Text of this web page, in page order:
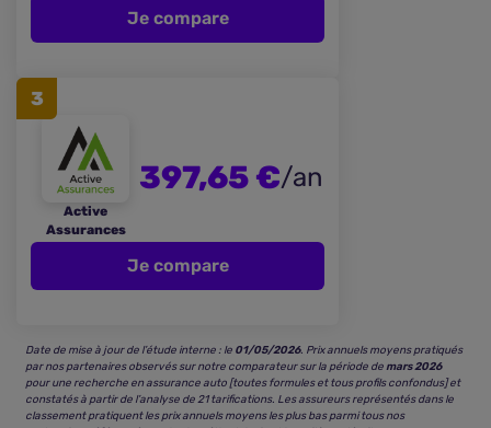
Je compare
3
Active
Assurances
397,65 €/an
Je compare
Date de mise à jour de l’étude interne : le 01/05/2026. Prix annuels moyens pratiqués
par nos partenaires observés sur notre comparateur sur la période demars 2026
pour une recherche en assurance auto [toutes formules et tous profils confondus] et
constatés à partir de l’analyse de 21 tarifications. Les assureurs représentés dans le
classement pratiquent les prix annuels moyens les plus bas parmi tous nos